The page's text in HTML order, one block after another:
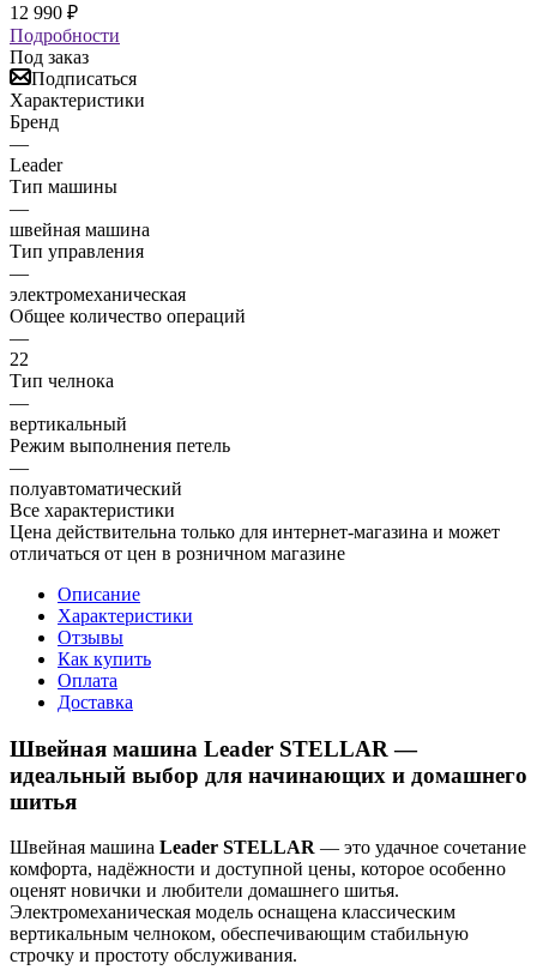
12 990 ₽
Подробности
Под заказ
Подписаться
Характеристики
Бренд
—
Leader
Тип машины
—
швейная машина
Тип управления
—
электромеханическая
Общее количество операций
—
22
Тип челнока
—
вертикальный
Режим выполнения петель
—
полуавтоматический
Все характеристики
Цена действительна только для интернет-магазина и может
отличаться от цен в розничном магазине
Описание
Характеристики
Отзывы
Как купить
Оплата
Доставка
Швейная машина Leader STELLAR —
идеальный выбор для начинающих и домашнего
шитья
Швейная машина Leader STELLAR — это удачное сочетание
комфорта, надёжности и доступной цены, которое особенно
оценят новички и любители домашнего шитья.
Электромеханическая модель оснащена классическим
вертикальным челноком, обеспечивающим стабильную
строчку и простоту обслуживания.